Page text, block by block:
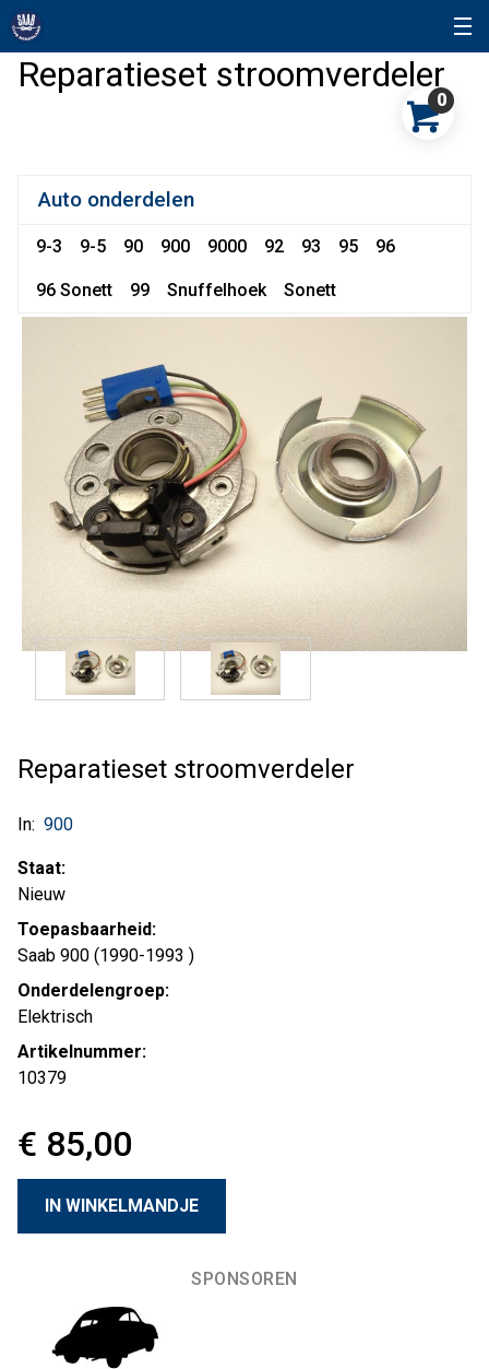
Reparatieset stroomverdeler
0
Auto onderdelen
9-3 9-5 90 900 9000 92 93 95 96
96 Sonett 99 Snuffelhoek Sonett
Reparatieset stroomverdeler
In: 900
Staat:
Nieuw
Toepasbaarheid:
Saab 900 (1990-1993 )
Onderdelengroep:
Elektrisch
Artikelnummer:
10379
€ 85,00
SPONSOREN